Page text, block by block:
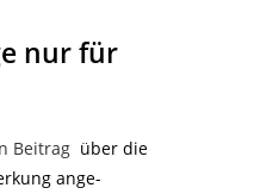
nur für
Beitrag über die
ange-